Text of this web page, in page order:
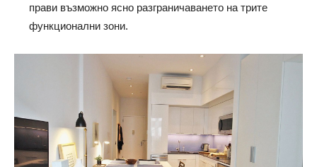
прави възможно ясно разграничаването на трите
функционални зони.